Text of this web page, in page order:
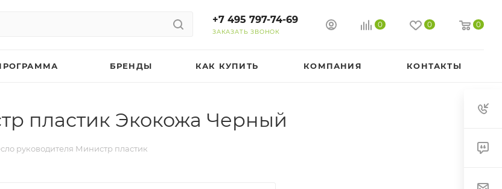
+7 495 797-74-69
ЗАКАЗАТЬ ЗВОНОК
0 0 0
БРЕНДЫ КАК КУПИТЬ КОМПАНИЯ КОНТАКТЫ
пластик Экокожа Черный
руководителя Министр пластик